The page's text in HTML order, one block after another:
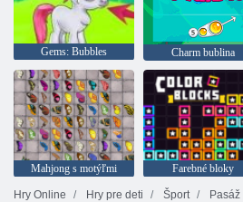
Gems: Bubbles Charm bublina
Mahjong s motýľmi Farebné bloky
Hry Online
Hry pre deti Šport Pasáž